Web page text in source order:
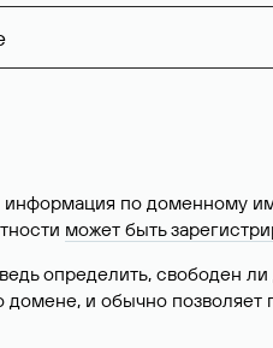
по доменному
может быть
определить, свободен
и обычно позволяет